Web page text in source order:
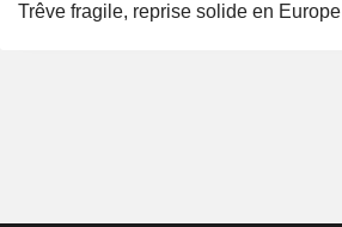
Trêve fragile, reprise solide en Europe